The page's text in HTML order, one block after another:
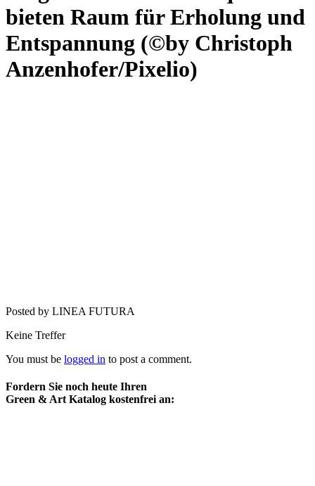
bieten Raum für Erholung und
Entspannung (©by Christoph
Anzenhofer/Pixelio)
Posted by LINEA FUTURA
Keine Treffer
You must be logged in to post a comment.
Fordern Sie noch heute Ihren
Green & Art Katalog kostenfrei an: